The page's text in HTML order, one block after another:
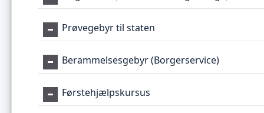
Prøvegebyr til staten
Berammelsesgebyr (Borgerservice)
Førstehjælpskursus